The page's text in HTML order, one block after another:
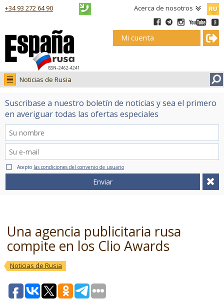
Acerca de nosotros
ISSN–2462-4241
+34 93 272 64 90
Mi cuenta
Noticias de Rusia
Noticias de Rusia
Fotos
Suscribase a nuestro boletín de noticias y sea el primero
en averiguar todas las ofertas especiales
Acepto las condiciones del convenio de usuario
Enviar
Una agencia publicitaria rusa
compite en los Clio Awards
Noticias de Rusia